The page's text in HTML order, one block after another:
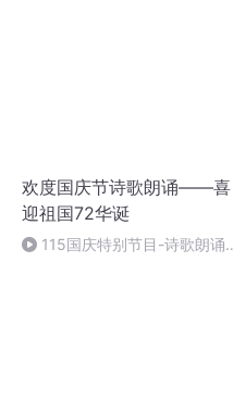
欢度国庆节诗歌朗诵——喜
迎祖国72华诞
115国庆特别节目-诗歌朗诵-